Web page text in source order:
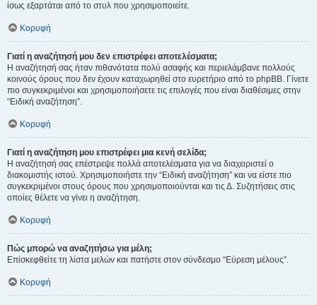
ίσως εξαρτάται από το στυλ που χρησιμοποιείτε.
Κορυφή
Γιατί η αναζήτησή μου δεν επιστρέφει αποτελέσματα;
Η αναζήτησή σας ήταν πιθανότατα πολύ ασαφής και περιελάμβανε πολλούς
κοινούς όρους που δεν έχουν καταχωρηθεί στο ευρετήριο από το phpBB. Γίνετε
πιο συγκεκριμένοι και χρησιμοποιήσετε τις επιλογές που είναι διαθέσιμες στην
“Ειδική αναζήτηση”.
Κορυφή
Γιατί η αναζήτηση μου επιστρέφει μια κενή σελίδα;
Η αναζήτησή σας επέστρεψε πολλά αποτελέσματα για να διαχειριστεί ο
διακομιστής ιστού. Χρησιμοποιήστε την “Ειδική αναζήτηση” και να είστε πιο
συγκεκριμένοι στους όρους που χρησιμοποιούνται και τις Δ. Συζητήσεις στις
οποίες θέλετε να γίνει η αναζήτηση.
Κορυφή
Πώς μπορώ να αναζητήσω για μέλη;
Επίσκεφθείτε τη λίστα μελών και πατήστε στον σύνδεσμο “Εύρεση μέλους”.
Κορυφή